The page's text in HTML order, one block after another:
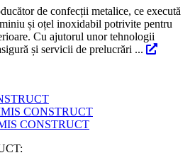
de confecții metalice, ce execută
și oțel inoxidabil potrivite pentru
Cu ajutorul unor tehnologii
și servicii de prelucrări ...
CONSTRUCT
CONSTRUCT